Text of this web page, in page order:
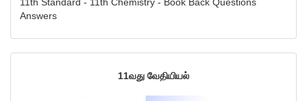
Answers
11வது வேதியியல்